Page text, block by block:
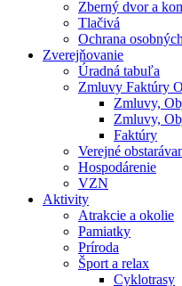
Zberný dvor a
Tlačivá
Ochrana
Zverejňovanie
Úradná tabuľa
Zmluvy Faktúry
Zmluvy,
Zmluvy,
Faktúry
Verejné
Hospodárenie
VZN
Aktivity
Atrakcie a okolie
Pamiatky
Príroda
Šport a relax
Cyklotrasy